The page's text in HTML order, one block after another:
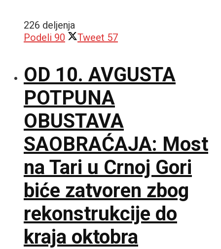
226 deljenja
Podeli 90 Tweet 57
OD 10. AVGUSTA
POTPUNA
OBUSTAVA
SAOBRAĆAJA: Most
na Tari u Crnoj Gori
biće zatvoren zbog
rekonstrukcije do
kraja oktobra